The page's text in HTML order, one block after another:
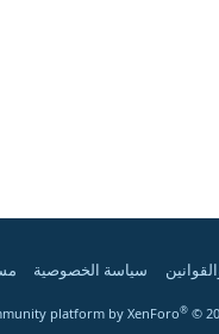
سياسة الخصوصية
platform by XenForo® ©